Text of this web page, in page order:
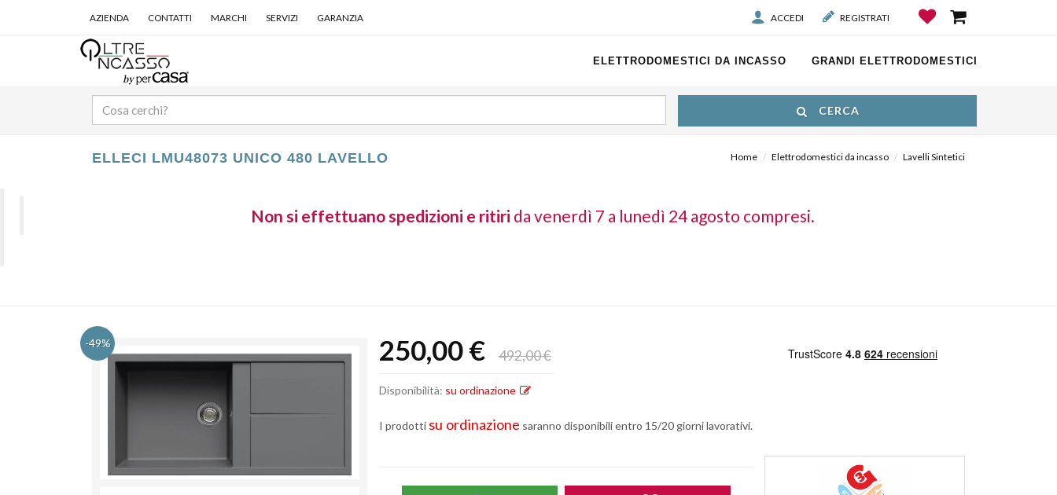
AZIENDA CONTATTI MARCHI SERVIZI GARANZIA ACCEDI REGISTRATI
ELETTRODOMESTICI DA INCASSO GRANDI ELETTRODOMESTICI
CERCA
ELLECI LMU48073 UNICO 480 LAVELLO Home Elettrodomestici da incasso Lavelli Sintetici
Non si effettuano spedizioni e ritiri da venerdì 7 a lunedì 24 agosto compresi.
-49% 250,00 € 492,00 €
Disponibilità: su ordinazione
I prodotti su ordinazione saranno disponibili entro 15/20 giorni lavorativi.